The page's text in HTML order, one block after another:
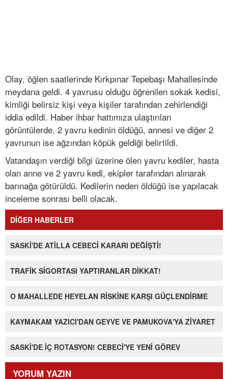
Olay, öğlen saatlerinde Kırkpınar Tepebaşı Mahallesinde
meydana geldi. 4 yavrusu olduğu öğrenilen sokak kedisi,
kimliği belirsiz kişi veya kişiler tarafından zehirlendiği
iddia edildi. Haber ihbar hattımıza ulaştırılan
görüntülerde. 2 yavru kedinin öldüğü, annesi ve diğer 2
yavrunun ise ağzından köpük geldiği belirtildi.
Vatandaşın verdiği bilgi üzerine ölen yavru kediler, hasta
olan anne ve 2 yavru kedi, ekipler tarafından alınarak
barınağa götürüldü. Kedilerin neden öldüğü ise yapılacak
inceleme sonrası belli olacak.
DİĞER HABERLER
SASKİ'DE ATİLLA CEBECİ KARARI DEĞİŞTİ!
TRAFİK SİGORTASI YAPTIRANLAR DİKKAT!
O MAHALLEDE HEYELAN RİSKİNE KARŞI GÜÇLENDİRME
KAYMAKAM YAZICI'DAN GEYVE VE PAMUKOVA'YA ZİYARET
SASKİ'DE İÇ ROTASYON! CEBECİ'YE YENİ GÖREV
YORUM YAZIN